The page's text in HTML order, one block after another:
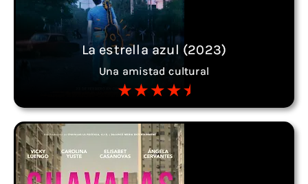
La estrella azul (2023)
Una amistad cultural